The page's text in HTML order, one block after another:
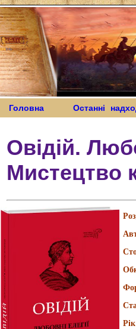
Головна Останні
Овідій.
Мистецтво